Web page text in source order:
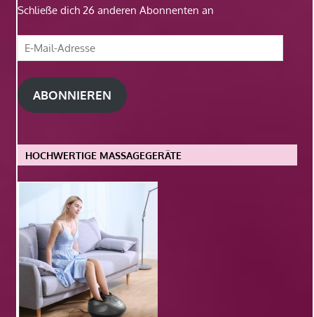
Schließe dich 26 anderen Abonnenten an
E-
Mail-
Adresse
ABONNIEREN
HOCHWERTIGE MASSAGEGERÄTE